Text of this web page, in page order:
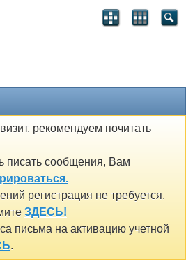
рекомендуем почитать
писать сообщения, Вам
регистрация не требуется.
ЗДЕСЬ!
письма на активацию учетной
.